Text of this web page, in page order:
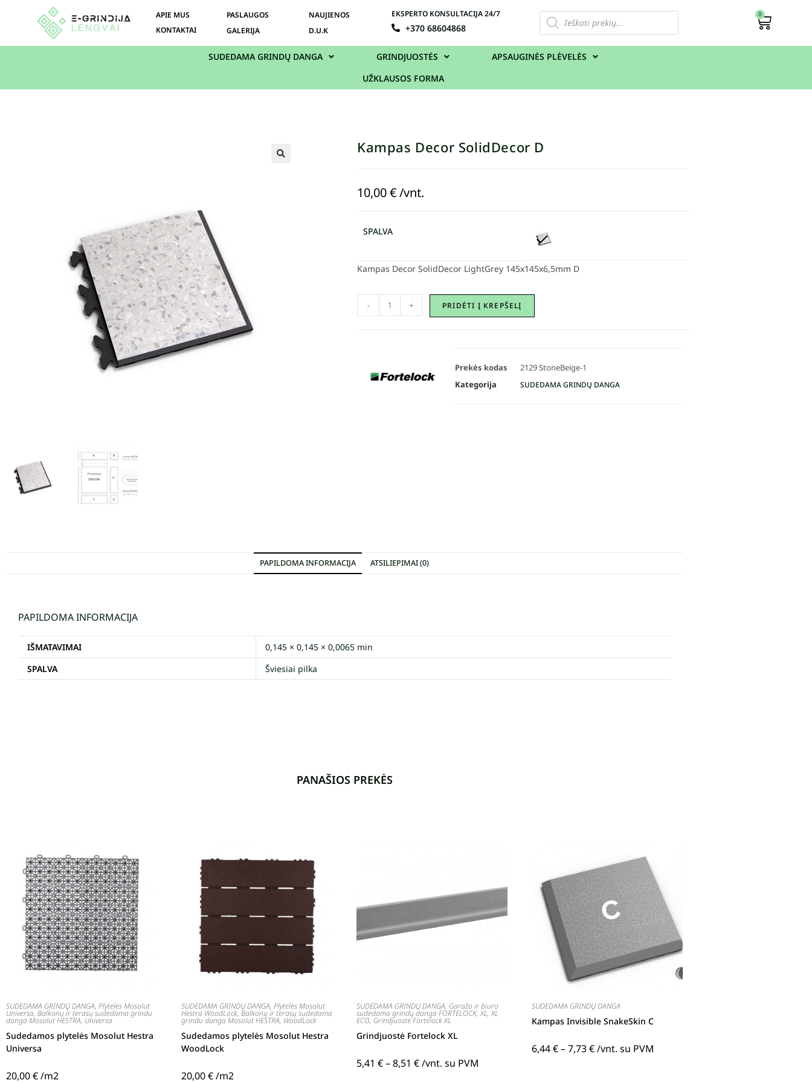
APIE MUS
KONTAKTAI
PASLAUGOS
GALERIJA
NAUJIENOS
D.U.K
EKSPERTO KONSULTACIJA 24/7
+370 68604868
0
SUDEDAMA GRINDŲ DANGA GRINDJUOSTĖS
APSAUGINĖS PLĖVELĖS
UŽKLAUSOS FORMA
Kampas Decor SolidDecor D
10,00€/vnt.
SPALVA
Kampas Decor SolidDecor LightGrey 145x145x6,5mm D
- + PRIDĖTI Į KREPŠELĮ
Prekės kodas
2129 StoneBeige-1
Kategorija
SUDEDAMA GRINDŲ DANGA
PAPILDOMA INFORMACIJA ATSILIEPIMAI (0)
PAPILDOMA INFORMACIJA
IŠMATAVIMAI
0,145 × 0,145 × 0,0065 min
SPALVA
Šviesiai pilka
PANAŠIOS PREKĖS
SUDEDAMA GRINDŲ DANGA, Plytelės Mosolut
Universa, Balkonų ir terasų sudedama grindu
danga Mosolut HESTRA, Universa
Sudedamos plytelės Mosolut Hestra
Universa
20,00€/m2
SUDEDAMA GRINDŲ DANGA, Plytelės Mosolut
Hestra WoodLock, Balkonų ir terasų sudedama
grindu danga Mosolut HESTRA, WoodLock
Sudedamos plytelės Mosolut Hestra
WoodLock
20,00€/m2
SUDEDAMA GRINDŲ DANGA, Garažo ir biuro
sudedama grindų danga FORTELOCK,XL, XL
ECO, Grindjuostė Fortelock XL
Grindjuostė Fortelock XL
5,41 €–8,51 €/vnt. su PVM
SUDEDAMA GRINDŲ DANGA
Kampas Invisible SnakeSkin C
6,44€–7,73€/vnt. su PVM